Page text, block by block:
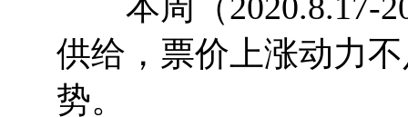
供给，票价上涨动力
势。